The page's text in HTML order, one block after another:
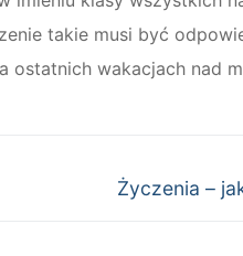
takie musi być
ostatnich wakacjach nad
Następny
Życzenia –